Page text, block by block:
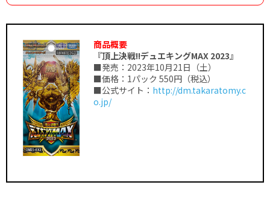
商品概要
『頂上決戦!!デュエキングMAX 2023』
■発売：2023年10月21日（土）
■価格：1パック 550円（税込）
■公式サイト： http://dm.takaratomy.c
o.jp/